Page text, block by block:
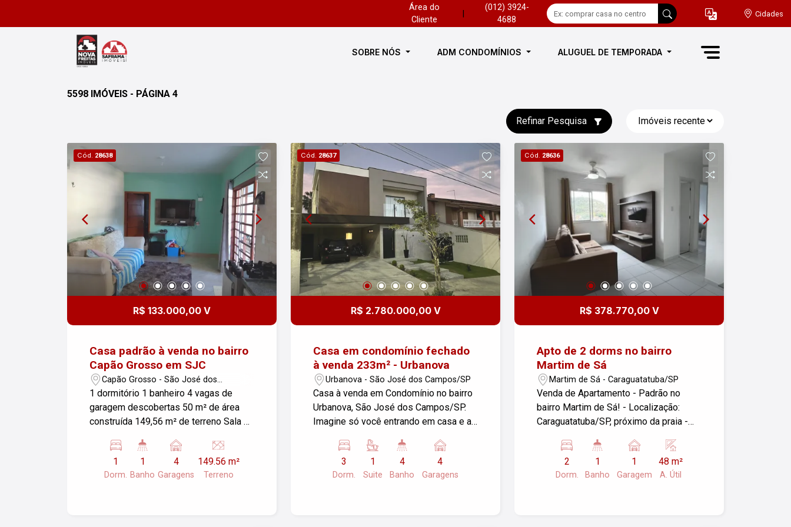
Área do
Cliente
(012) 3924-
4688
Cidades
SOBRE NÓS ADM CONDOMÍNIOS ALUGUEL DE TEMPORADA
5598 IMÓVEIS - PÁGINA 4
Refinar Pesquisa
Cód. 28638
R$ 133.000,00 V
Casa padrão à venda no bairro
Capão Grosso em SJC
Capão Grosso - São José dos
Campos/SP
1 dormitório 1 banheiro 4 vagas de
garagem descobertas 50 m² de área
construída 149,56 m² de terreno Sala e
ambiente integrado e funcional Área de
serviço localizada no piso inferior Piso
superior em obra, oferecendo a
1
Dorm.
1
Banho
4
Garagens
149.56 m²
Terreno
Cód. 28637
R$ 2.780.000,00 V
Casa em condomínio fechado
à venda 233m² - Urbanova
Urbanova - São José dos Campos/SP
Casa à venda em Condomínio no bairro
Urbanova, São José dos Campos/SP.
Imagine só você entrando em casa e a
pra te atender! Com 3 dormitórios, 1
suíte e sala com ar condicionado, 4
banheiros, lavabo, cozinha planejada e
3
Dorm.
1
Suite
4
Banho
4
Garagens
Cód. 28636
R$ 378.770,00 V
Apto de 2 dorms no bairro
Martim de Sá
Martim de Sá - Caraguatatuba/SP
Venda de Apartamento - Padrão no
bairro Martim de Sá! - Localização:
Caraguatatuba/SP, próximo da praia -
de garagem - Área útil: 48,00 m² -
Pronto para morar - Estrutura com
churrasqueira e playground. A Praia
2
Dorm.
1
Banho
1
Garagem
48 m²
A. Útil